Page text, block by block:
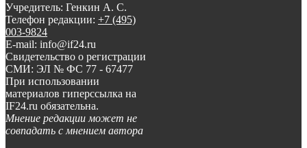
Учредитель: Генкин А. С.
Телефон редакции: +7 (495)
003-9824
E-mail: info@if24.ru
Свидетельство о регистрации
СМИ: ЭЛ № ФС 77 - 67477
При использовании
материалов гиперссылка на
IF24.ru обязательна.
Мнение редакции может не
совпадать с мнением автора